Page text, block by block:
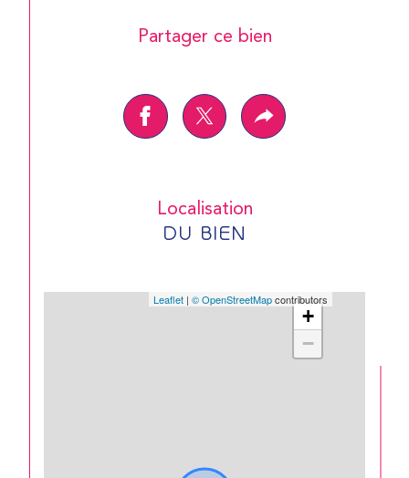
Partager ce bien
Localisation
DU BIEN
+
−
Leaflet | © OpenStreetMapcontributors